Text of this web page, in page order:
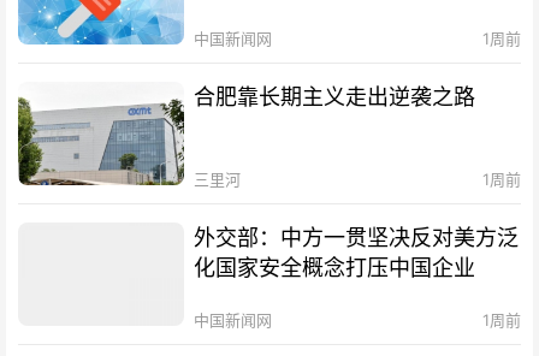
中国新闻网 1周前
合肥靠长期主义走出逆袭之路
三里河 1周前
外交部：中方一贯坚决反对美方泛
化国家安全概念打压中国企业
中国新闻网 1周前